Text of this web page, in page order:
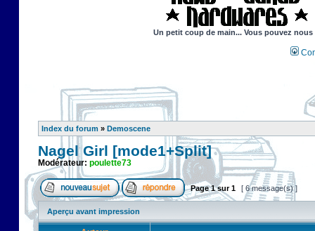
Un petit coup de main... Vous pouvez
Index du forum » Demoscene
Nagel Girl [mode1+Split]
Modérateur: poulette73
Page1sur1 [ 6 message(s) ]
Aperçu avant impression